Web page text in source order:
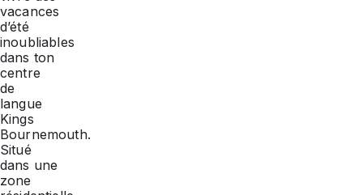
vacances
d’été
inoubliables
dans ton
centre
de
langue
Kings
Bournemouth.
Situé
dans une
zone